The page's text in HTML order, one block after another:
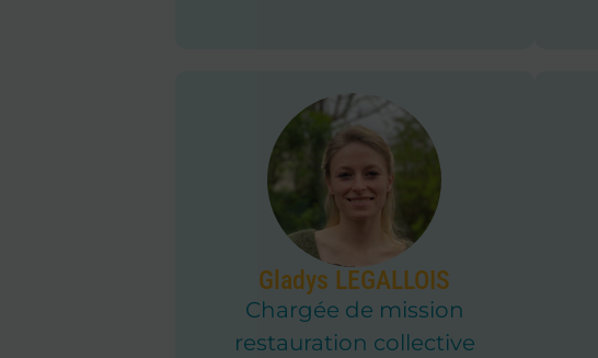
Gladys LEGALLOIS
Chargée de mission
restauration collective